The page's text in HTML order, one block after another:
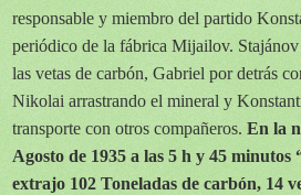
responsable y miembro del partido
periódico de la fábrica Mijailov. Stajánov
las vetas de carbón, Gabriel por detrás
Nikolai arrastrando el mineral y
transporte con otros compañeros. En la
Agosto de 1935 a las 5 h y 45 minutos
extrajo 102 Toneladas de carbón, 14